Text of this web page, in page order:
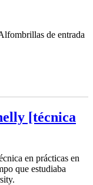
de entrada
[técnica
en prácticas en
que estudiaba